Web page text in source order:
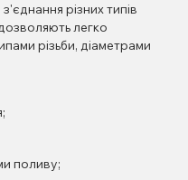
різних типів
легко
різьби, діаметрами
поливу;